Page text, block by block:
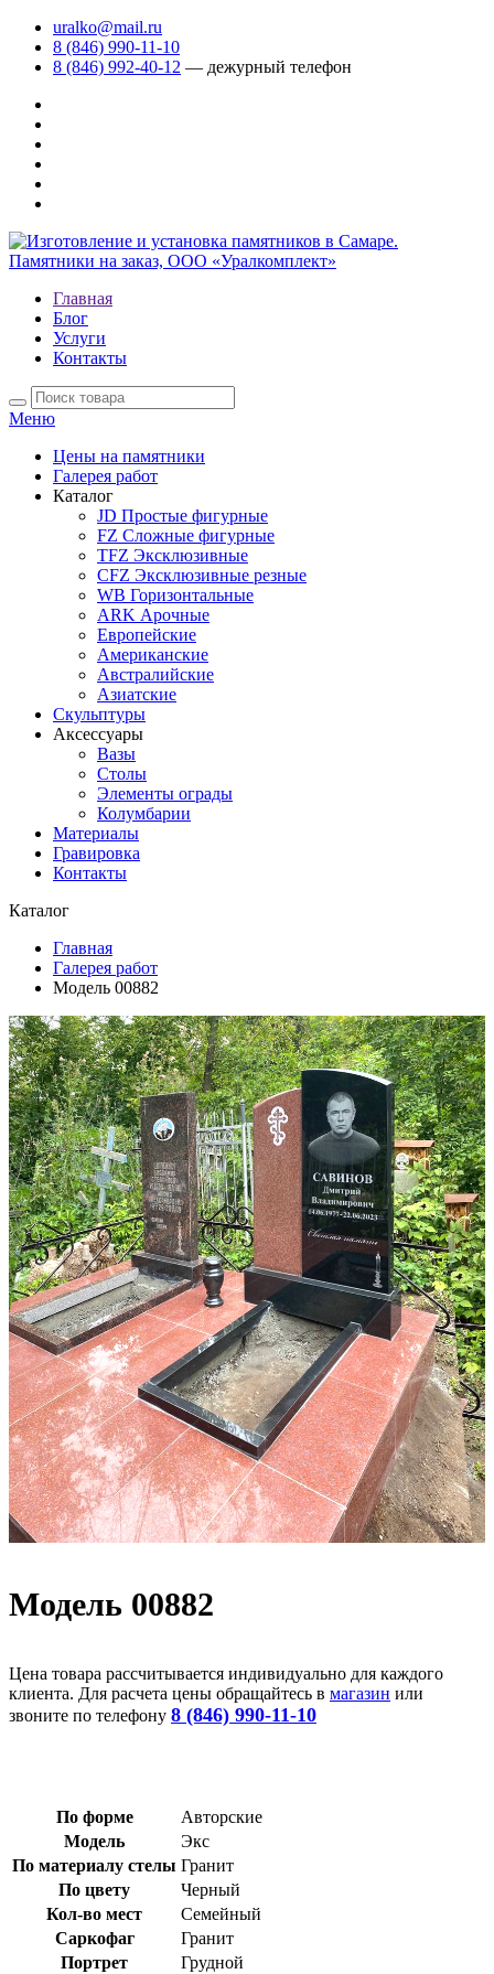
uralko@mail.ru
8 (846) 990-11-10
8 (846) 992-40-12 — дежурный телефон
Главная
Блог
Услуги
Контакты
Меню
Цены на памятники
Галерея работ
Каталог
JD Простые фигурные
FZ Сложные фигурные
TFZ Эксклюзивные
CFZ Эксклюзивные резные
WB Горизонтальные
ARK Арочные
Европейские
Американские
Австралийские
Азиатские
Скульптуры
Аксессуары
Вазы
Столы
Элементы ограды
Колумбарии
Материалы
Гравировка
Контакты
Каталог
Главная
Галерея работ
Модель 00882
Модель 00882
Цена товара рассчитывается индивидуально для каждого
клиента. Для расчета цены обращайтесь в магазин или
звоните по телефону 8 (846) 990-11-10
По форме
Авторские
Модель
Экс
По материалу стелы Гранит
По цвету
Черный
Кол-во мест
Семейный
Саркофаг
Гранит
Портрет
Грудной